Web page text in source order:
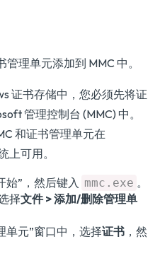
理单元添加到 MMC 中。
证书存储中，您必须先将证
管理控制台 (MMC) 中。
和证书管理单元在
上可用。
始”，然后键入 mmc.exe 。
择文件 > 添加/删除管理单
单元”窗口中，选择证书 ，然